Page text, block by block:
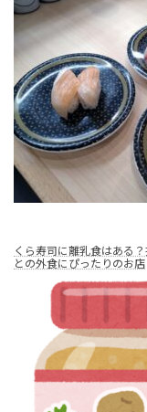
くら寿司に離乳食はある
との外食にぴったりのお店